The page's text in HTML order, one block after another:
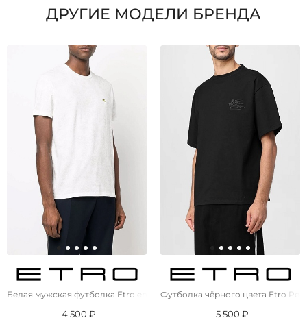
ДРУГИЕ МОДЕЛИ БРЕНДА
Белая мужская футболка Etro embroidered-logo
4 500 ₽
Футболка чёрного цвета Etro
5 500 ₽